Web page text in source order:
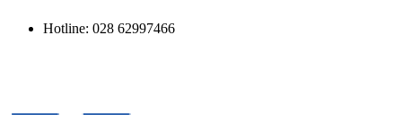
Hotline: 028 62997466